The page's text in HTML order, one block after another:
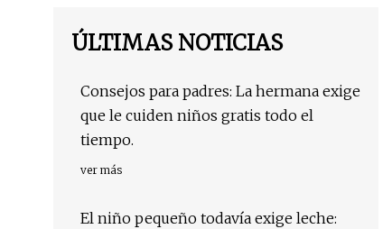
ÚLTIMAS NOTICIAS
Consejos para padres: La hermana exige
que le cuiden niños gratis todo el
tiempo.
ver más
El niño pequeño todavía exige leche: